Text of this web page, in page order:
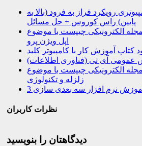
رویکرد فراز به فرود (بالا به
پایین) راس کوروس + حل مسائل
الکترونیکی چیپست با موضوع
اپل ویژن پرو
کتاب آموزش کار با کامپیوتر کلید
عمومی آی تی (فناوری اطلاعات)
الکترونیکی چیپست با موضوع
زلزله و تکنولوژی
نظرات کاربران
دیدگاهتان را بنویسید